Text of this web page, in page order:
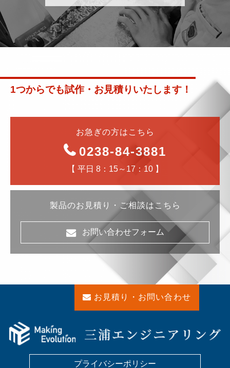
1つからでも試作・お見積りいたします！
お急ぎの方はこちら
0238-84-3881
【 平日 8：15～17：10 】
製品のお見積り・ご相談はこちら
お問い合わせフォーム
お見積り・お問い合わせ
プライバシーポリシー